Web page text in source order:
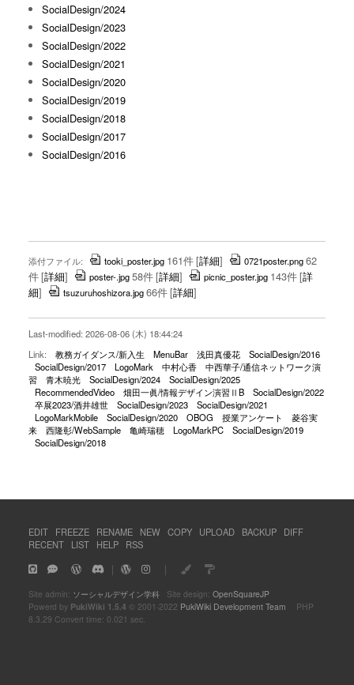
SocialDesign/2024
SocialDesign/2023
SocialDesign/2022
SocialDesign/2021
SocialDesign/2020
SocialDesign/2019
SocialDesign/2018
SocialDesign/2017
SocialDesign/2016
添付ファイル: tooki_poster.jpg 161件[詳細] 0721poster.png62
件[詳細] poster-.jpg58件[詳細] picnic_poster.jpg 143件[詳
細] tsuzuruhoshizora.jpg66件[詳細]
Last-modified: 2026-08-06 (木) 18:44:24
Link:
教務ガイダンス/新入生 MenuBar 浅田真優花
SocialDesign/2016
SocialDesign/2017
LogoMark 中村心香
中西華子/通信ネットワーク演
習
青木暁光 SocialDesign/2024
SocialDesign/2025
RecommendedVideo
畑田一眞/情報デザイン演習ⅡB
SocialDesign/2022
卒展2023/酒井雄世
SocialDesign/2023
SocialDesign/2021
LogoMarkMobile
SocialDesign/2020 OBOG 授業アンケート
菱谷実
来
西隆彰/WebSample 亀崎瑞穂 LogoMarkPC
SocialDesign/2019
SocialDesign/2018
EDIT FREEZE RENAME NEW COPY UPLOAD BACKUP
DIFF
RECENT
LIST HELP RSS
｜ ｜
Site admin: ソーシャルデザイン学科Site design: OpenSquareJP
Powerd by PukiWiki 1.5.4 © 2001-2022 PukiWiki Development Team PHP
8.3.29 Convert time: 0.021 sec.